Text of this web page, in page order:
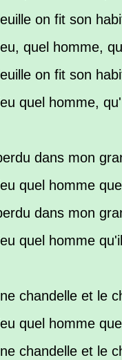
on fit son
quel homme,
on fit son
quel homme,
dans mon
quel homme
dans mon
quel homme
chandelle et le
quel homme
chandelle et le